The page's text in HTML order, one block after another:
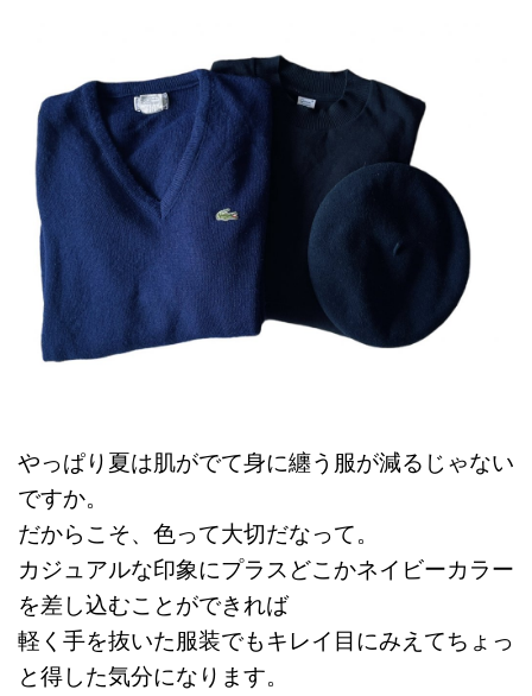
やっぱり夏は肌がでて身に纏う服が減るじゃない
ですか。
だからこそ、色って大切だなって。
カジュアルな印象にプラスどこかネイビーカラー
を差し込むことができれば
軽く手を抜いた服装でもキレイ目にみえてちょっ
と得した気分になります。